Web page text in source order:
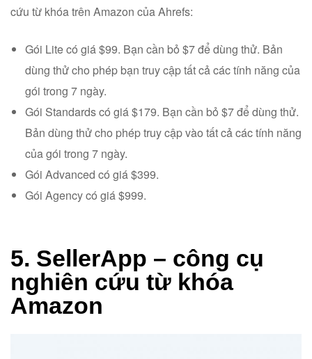
cứu từ khóa trên Amazon của Ahrefs:
Gói Lite có giá $99. Bạn cần bỏ $7 để dùng thử. Bản
dùng thử cho phép bạn truy cập tất cả các tính năng của
gói trong 7 ngày.
Gói Standards có giá $179. Bạn cần bỏ $7 để dùng thử.
Bản dùng thử cho phép truy cập vào tất cả các tính năng
của gói trong 7 ngày.
Gói Advanced có giá $399.
Gói Agency có giá $999.
5. SellerApp – công cụ
nghiên cứu từ khóa
Amazon